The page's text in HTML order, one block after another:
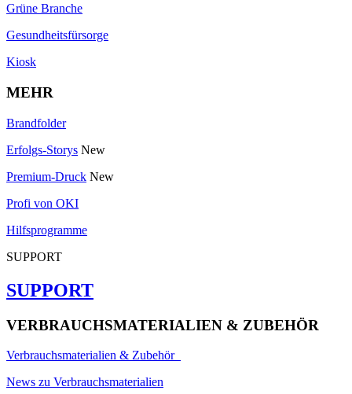
Grüne Branche
Gesundheitsfürsorge
Kiosk
MEHR
Brandfolder
Erfolgs-Storys New
Premium-Druck New
Profi von OKI
Hilfsprogramme
SUPPORT
SUPPORT
VERBRAUCHSMATERIALIEN & ZUBEHÖR
Verbrauchsmaterialien & Zubehör
News zu Verbrauchsmaterialien